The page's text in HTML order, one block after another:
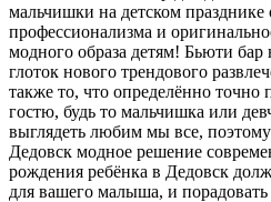
мальчишки на детском празднике
профессионализма и
модного образа детям! Бьюти бар
глоток нового трендового
также то, что определённо
гостю, будь то мальчишка или
выглядеть любим мы все, поэтому
Дедовск модное решение
рождения ребёнка в Дедовск
для вашего малыша, и